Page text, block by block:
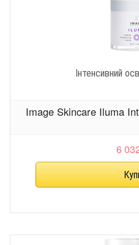
Інтенсивний
Image Skincare Iluma
6